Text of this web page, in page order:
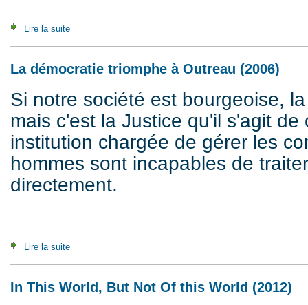
Lire la suite
La démocratie triomphe à Outreau (2006)
Si notre société est bourgeoise,
mais c'est la Justice qu'il s'agit de
institution chargée de gérer les
hommes sont incapables de
directement.
Lire la suite
In This World, But Not Of this World (2012)